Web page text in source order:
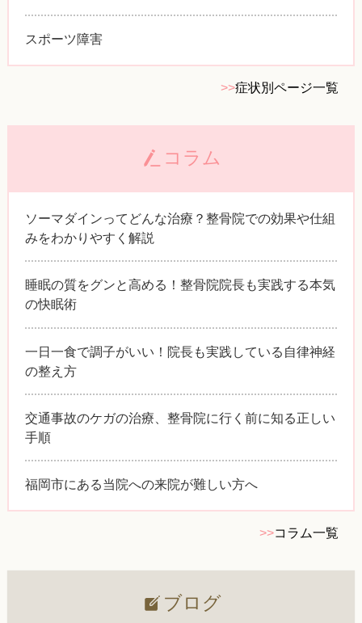
スポーツ障害
>>症状別ページ一覧
コラム
ソーマダインってどんな治療？整骨院での効果や仕組
みをわかりやすく解説
睡眠の質をグンと高める！整骨院院長も実践する本気
の快眠術
一日一食で調子がいい！院長も実践している自律神経
の整え方
交通事故のケガの治療、整骨院に行く前に知る正しい
手順
福岡市にある当院への来院が難しい方へ
>>コラム一覧
ブログ